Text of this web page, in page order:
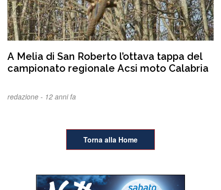
A Melia di San Roberto l’ottava tappa del
campionato regionale Acsi moto Calabria
redazione - 12 anni fa
Torna alla Home